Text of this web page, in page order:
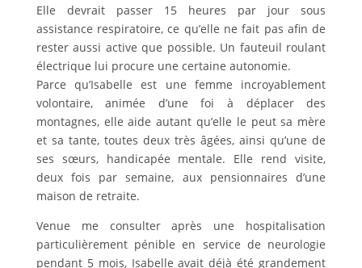
Elle devrait passer 15 heures par jour sous
assistance respiratoire, ce qu’elle ne fait pas afin de
rester aussi active que possible. Un fauteuil roulant
électrique lui procure une certaine autonomie.
Parce qu’Isabelle est une femme incroyablement
volontaire, animée d’une foi à déplacer des
montagnes, elle aide autant qu’elle le peut sa mère
et sa tante, toutes deux très âgées, ainsi qu’une de
ses sœurs, handicapée mentale. Elle rend visite,
deux fois par semaine, aux pensionnaires d’une
maison de retraite.
Venue me consulter après une hospitalisation
particulièrement pénible en service de neurologie
pendant 5 mois, Isabelle avait déjà été grandement